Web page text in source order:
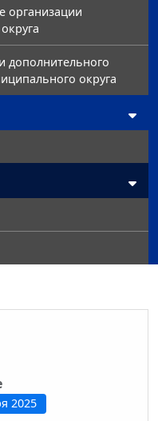
организации
дополнительного
округа
2025